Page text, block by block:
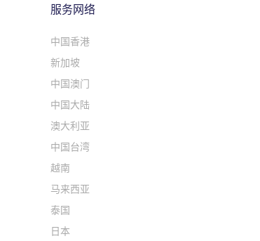
服务网络
中国香港
新加坡
中国澳门
中国大陆
澳大利亚
中国台湾
越南
马来西亚
泰国
日本